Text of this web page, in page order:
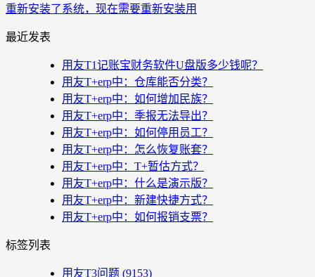
重新安装了系统，现在需要重新安装用
最近发表
用友T1记账宝财务软件U盘版多少钱呢？
用友T+erp中：仓库能否分类？
用友T+erp中：如何增加民族？
用友T+erp中：季报无法导出？
用友T+erp中：如何停用员工？
用友T+erp中：怎么恢复账套？
用友T+erp中：T+暂估方式？
用友T+erp中：什么是演示版？
用友T+erp中：新建快捷方式？
用友T+erp中：如何报销支票？
标签列表
用友T3问题 (9153)